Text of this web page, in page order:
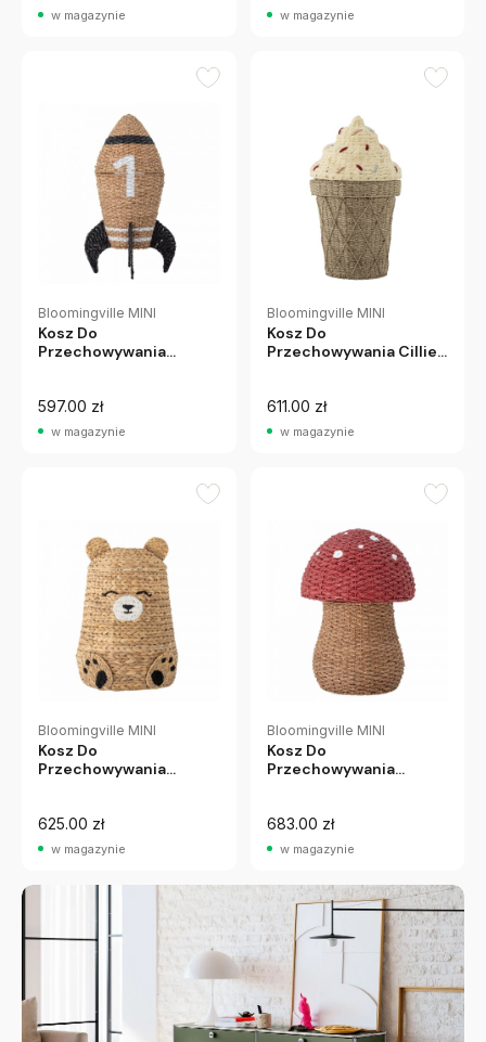
w magazynie w magazynie
Bloomingville MINI
Kosz Do
Przechowywania
597.00 zł
w magazynie
Bloomingville MINI
Kosz Do
Przechowywania Cillie
611.00 zł
w magazynie
Bloomingville MINI
Kosz Do
Przechowywania
625.00 zł
w magazynie
Bloomingville MINI
Kosz Do
Przechowywania
683.00 zł
w magazynie